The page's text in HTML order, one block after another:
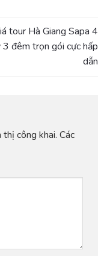
tour Hà Giang Sapa 4
3 đêm trọn gói cực hấp
dẫn
công khai. Các